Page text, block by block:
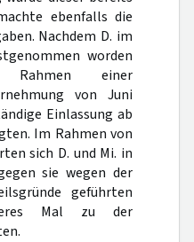
ebenfalls die
Nachdem D. im
worden
einer
von Juni
Einlassung ab
Im Rahmen von
sich D. und Mi. in
sie wegen der
geführten
Mal zu der